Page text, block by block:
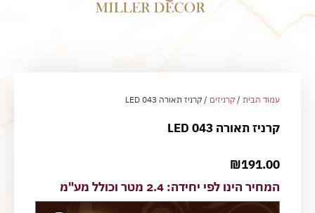
עמוד הבית / קרניזים / קרניז תאורה LED 043
קרניז תאורה LED 043
₪191.00
המחיר הינו לפי יחידה: 2.4 מטר וכולל מע"מ